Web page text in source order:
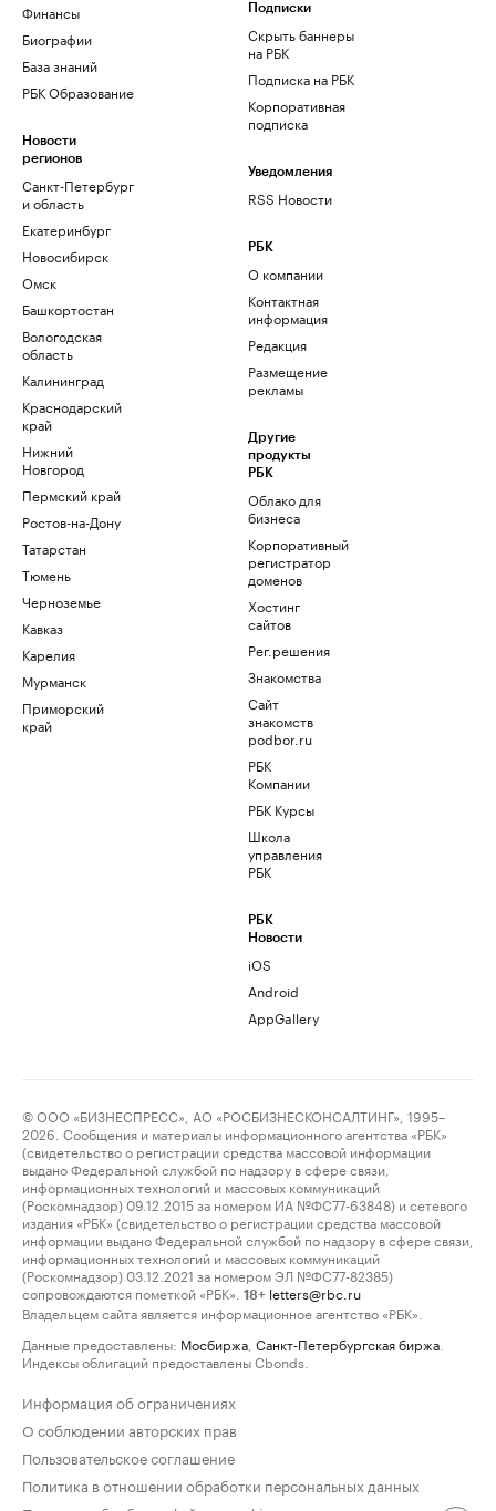
Финансы
Биографии
База знаний
РБК Образование
Новости
регионов
Санкт-Петербург
и область
Екатеринбург
Новосибирск
Омск
Башкортостан
Вологодская
область
Калининград
Краснодарский
край
Нижний
Новгород
Пермский край
Ростов-на-Дону
Татарстан
Тюмень
Черноземье
Кавказ
Карелия
Мурманск
Приморский
край
Подписки
Скрыть баннеры
на РБК
Подписка на РБК
Корпоративная
подписка
Уведомления
RSS Новости
РБК
О компании
Контактная
информация
Редакция
Размещение
рекламы
Другие
продукты
РБК
Облако для
бизнеса
Корпоративный
регистратор
доменов
Хостинг
сайтов
Рег.решения
Знакомства
Сайт
знакомств
podbor.ru
РБК
Компании
РБК Курсы
Школа
управления
РБК
РБК
Новости
iOS
Android
AppGallery
© ООО «БИЗНЕСПРЕСС», АО «РОСБИЗНЕСКОНСАЛТИНГ», 1995–
2026. Сообщения и материалы информационного агентства «РБК»
(свидетельство о регистрации средства массовой информации
выдано Федеральной службой по надзору в сфере связи,
информационных технологий и массовых коммуникаций
(Роскомнадзор) 09.12.2015 за номером ИА №ФС77-63848) и сетевого
издания «РБК» (свидетельство о регистрации средства массовой
информации выдано Федеральной службой по надзору в сфере связи,
информационных технологий и массовых коммуникаций
(Роскомнадзор) 03.12.2021 за номером ЭЛ №ФС77-82385)
сопровождаются пометкой «РБК».
18+ letters@rbc.ru
Владельцем сайта является информационное агентство «РБК».
Данные предоставлены: Мосбиржа Санкт-Петербургская биржа
Индексы облигаций предоставлены Cbonds.
Информация об ограничениях
О соблюдении авторских прав
Пользовательское соглашение
Политика в отношении обработки персональных данных